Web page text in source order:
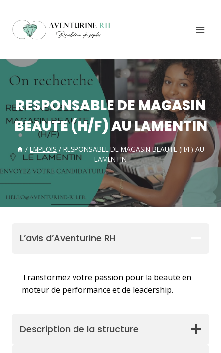
contenu
RESPONSABLE DE MAGASIN
BEAUTE (H/F) AU LAMENTIN
/ EMPLOIS / RESPONSABLE DE MAGASIN BEAUTE (H/F) AU
LAMENTIN
L’avis d’Aventurine RH
Transformez votre passion pour la beauté en
moteur de performance et de leadership.
Description de la structure